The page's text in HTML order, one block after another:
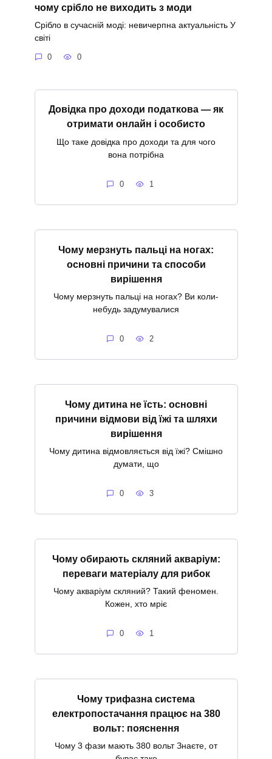
чому срібло не виходить з моди
Срібло в сучасній моді: невичерпна актуальність У
світі
0 0
Довідка про доходи податкова — як
отримати онлайн і особисто
Що таке довідка про доходи та для чого
вона потрібна
0 1
Чому мерзнуть пальці на ногах:
основні причини та способи
вирішення
Чому мерзнуть пальці на ногах? Ви коли-
небудь задумувалися
0 2
Чому дитина не їсть: основні
причини відмови від їжі та шляхи
вирішення
Чому дитина відмовляється від їжі? Смішно
думати, що
0 3
Чому обирають скляний акваріум:
переваги матеріалу для рибок
Чому акваріум скляний? Такий феномен.
Кожен, хто мріє
0 1
Чому трифазна система
електропостачання працює на 380
вольт: пояснення
Чому 3 фази мають 380 вольт Знаєте, от